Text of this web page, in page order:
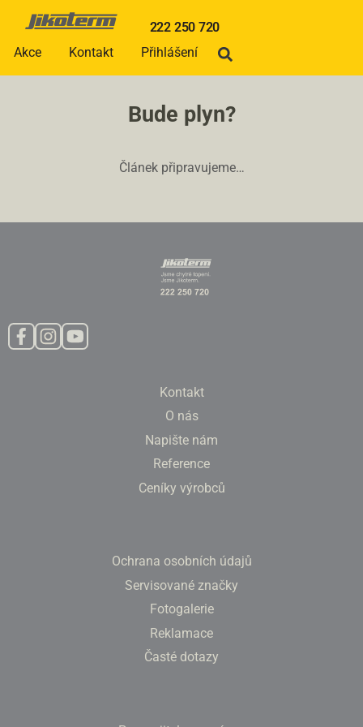
222 250 720
Akce
Kontakt Přihlášení
Bude plyn?
Článek připravujeme…
Kontakt
O nás
Napište nám
Reference
Ceníky výrobců
Ochrana osobních údajů
Servisované značky
Fotogalerie
Reklamace
Časté dotazy